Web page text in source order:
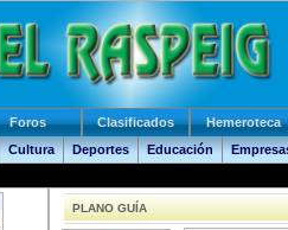
Foros Clasificados
Hemeroteca
Cultura Deportes Educación
PLANO GUÍA